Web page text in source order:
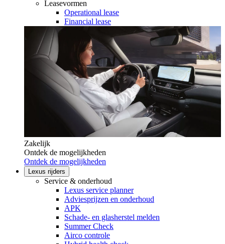
Leasevormen
Operational lease
Financial lease
Zakelijk
Ontdek de mogelijkheden
Ontdek de mogelijkheden
Lexus rijders
Service & onderhoud
Lexus service planner
Adviesprijzen en onderhoud
APK
Schade- en glasherstel melden
Summer Check
Airco controle